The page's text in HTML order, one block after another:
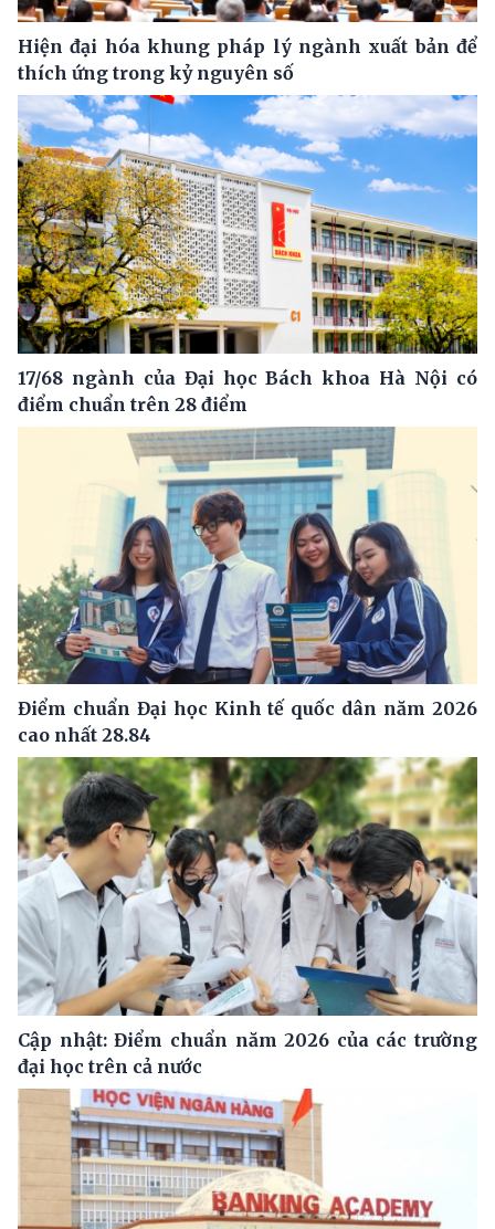
Hiện đại hóa khung pháp lý ngành xuất bản để
thích ứng trong kỷ nguyên số
17/68 ngành của Đại học Bách khoa Hà Nội có
điểm chuẩn trên 28 điểm
Điểm chuẩn Đại học Kinh tế quốc dân năm 2026
cao nhất 28.84
Cập nhật: Điểm chuẩn năm 2026 của các trường
đại học trên cả nước